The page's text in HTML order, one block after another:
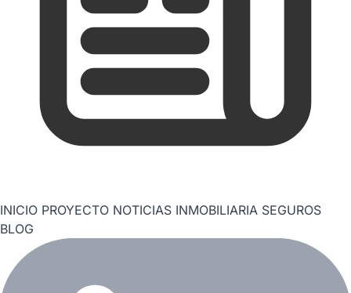
INICIO PROYECTO NOTICIAS INMOBILIARIA SEGUROS
BLOG